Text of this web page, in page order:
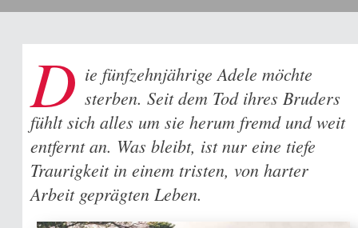
D ie fünfzehnjährige Adele möchte
sterben. Seit dem Tod ihres Bruders
fühlt sich alles um sie herum fremd und weit
entfernt an. Was bleibt, ist nur eine tiefe
Traurigkeit in einem tristen, von harter
Arbeit geprägten Leben.